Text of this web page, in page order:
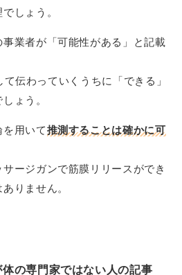
しょう。
業者が「可能性がある」と記載
て伝わっていくうちに「できる」
ょう。
用いて推測することは確かに可
ージガンで筋膜リリースができ
りません。
の専門家ではない人の記事